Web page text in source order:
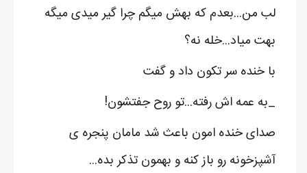
لب من...بعدم که بهش میگم چرا گیر میدی میگه
بهت میاد...خله نه؟
با خنده سر تکون داد و گفت
_به عمه اش رفته...تو روح جفتشون!
صدای خنده امون باعث شد مامان پنجره ی
آشپزخونه رو باز کنه و بهمون تذکر بده...